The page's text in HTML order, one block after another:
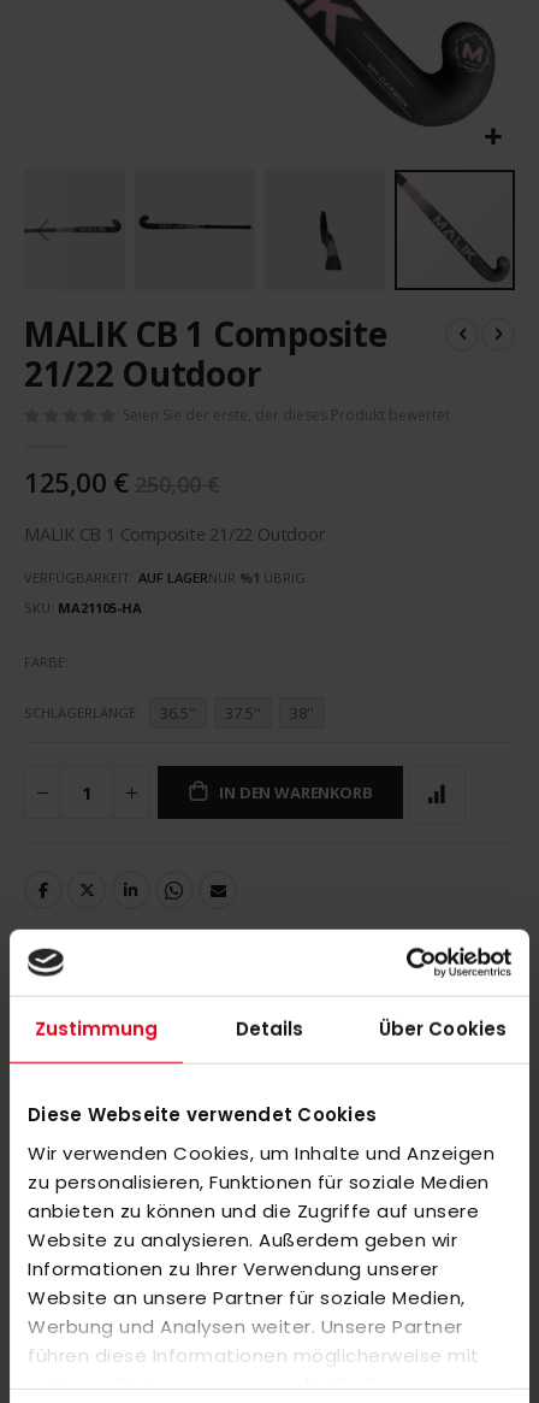
Zustimmung Details Über Cookies
Diese Webseite verwendet Cookies
Wir verwenden Cookies, um Inhalte und Anzeigen
zu personalisieren, Funktionen für soziale Medien
anbieten zu können und die Zugriffe auf unsere
Website zu analysieren. Außerdem geben wir
Informationen zu Ihrer Verwendung unserer
Website an unsere Partner für soziale Medien,
Werbung und Analysen weiter. Unsere Partner
führen diese Informationen möglicherweise mit
weiteren Daten zusammen, die Sie ihnen
Anfang
der
Bildergalerie
MALIK CB 1 Composite
21/22 Outdoor
Seien Sie der erste, der dieses Produkt bewertet
125,00 €
MALIK CB 1 Composite 21/22 Outdoor
VERFÜGBARKEIT: AUF LAGERNUR %1 ÜBRIG
SKU MA21105-HA
FARBE
SCHLÄGERLÄNGE 36.5'' 37.5'' 38''
IN DEN WARENKORB
DETAILS
MALIK CB 1 Composite 21/22 Outdoor
MEHR INFORMATIONEN
BEWERTUNGEN
ÄHNLICHE PRODUKTE
Markieren Sie die Artikel, um Sie dem Warenkorb hinzuzufügen
oderAlle auswählen
MALIK Stick bag ARROW JR 23/24 black
Sonderangebot